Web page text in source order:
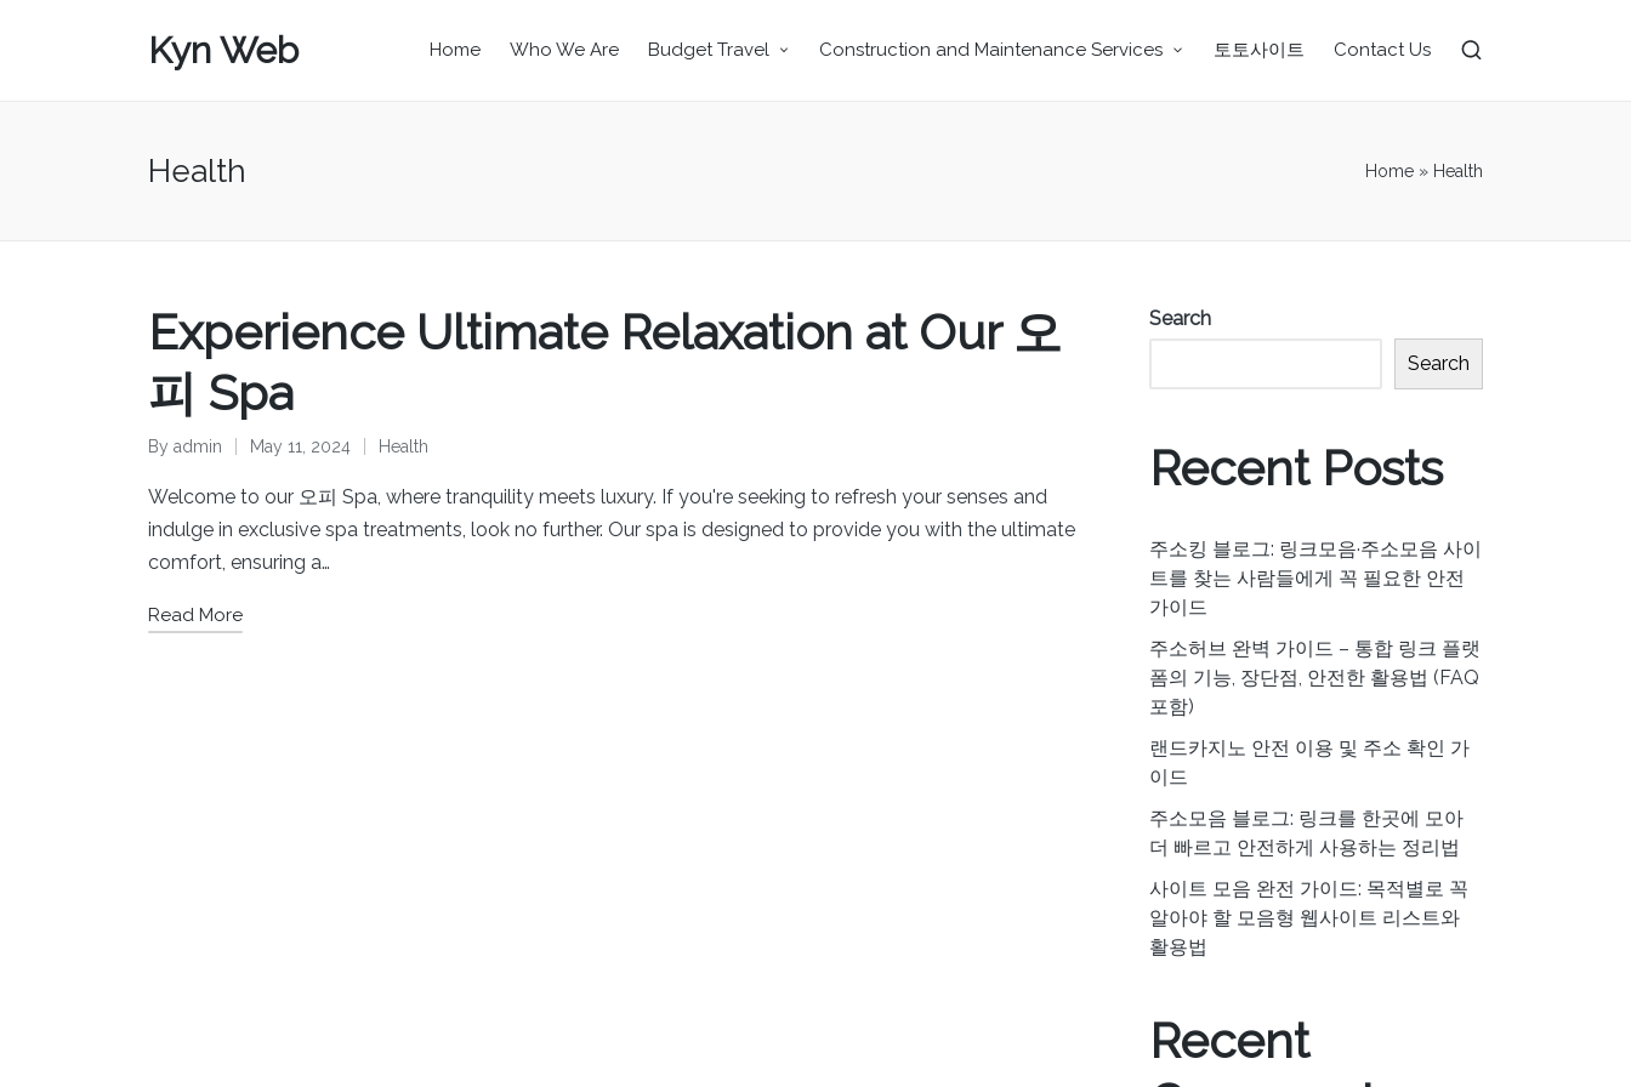
Kyn Web Home Who We Are Budget Travel Construction and Maintenance Services 토토사이트 Contact Us
Health Home » Health
Experience Ultimate Relaxation at Our 오
피 Spa
Posted
by
By admin May 11, 2024
Posted
in
Health
Welcome to our 오피 Spa, where tranquility meets luxury. If you're seeking to refresh your senses and
indulge in exclusive spa treatments, look no further. Our spa is designed to provide you with the ultimate
comfort, ensuring a…
Read More
Search
Search
Recent Posts
주소킹 블로그: 링크모음·주소모음 사이
트를 찾는 사람들에게 꼭 필요한 안전
가이드
주소허브 완벽 가이드 – 통합 링크 플랫
폼의 기능, 장단점, 안전한 활용법 (FAQ
포함)
랜드카지노 안전 이용 및 주소 확인 가
이드
주소모음 블로그: 링크를 한곳에 모아
더 빠르고 안전하게 사용하는 정리법
사이트 모음 완전 가이드: 목적별로 꼭
알아야 할 모음형 웹사이트 리스트와
활용법
Recent